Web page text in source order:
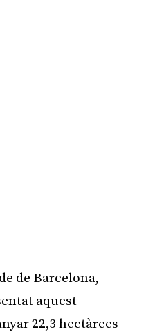
de Barcelona,
aquest
22,3 hectàrees